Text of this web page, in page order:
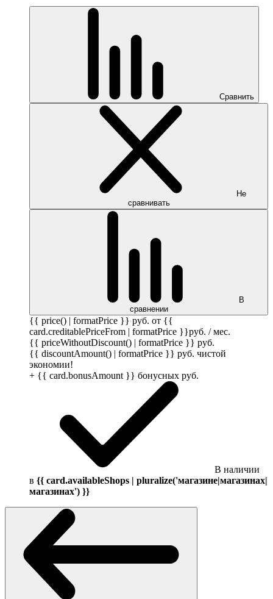
Сравнить
Не
сравнивать
В
сравнении
{{ price() | formatPrice }} руб. от {{
card.creditablePriceFrom | formatPrice }}руб. / мес.
{{ priceWithoutDiscount() | formatPrice }} руб.
{{ discountAmount() | formatPrice }} руб. чистой
экономии!
+ {{ card.bonusAmount }} бонусных руб.
В наличии
в {{ card.availableShops | pluralize('магазине|магазинах|
магазинах') }}